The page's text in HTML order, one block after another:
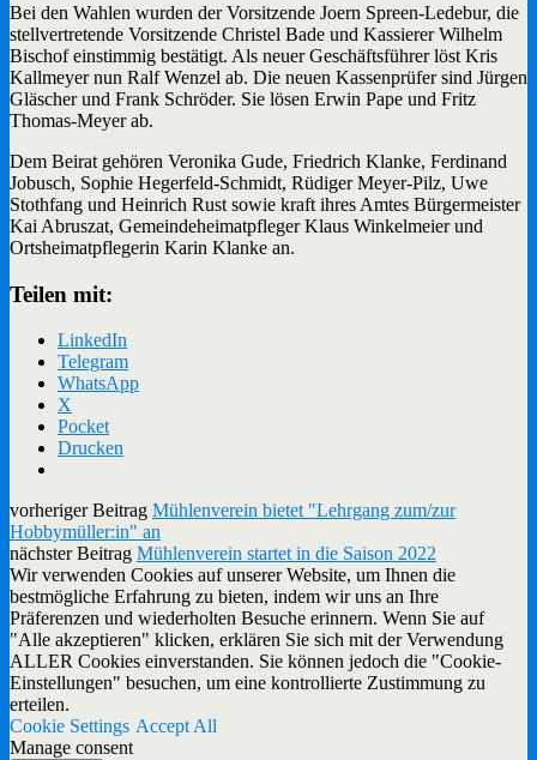
Bei den Wahlen wurden der Vorsitzende Joern Spreen-Ledebur, die
stellvertretende Vorsitzende Christel Bade und Kassierer Wilhelm
Bischof einstimmig bestätigt. Als neuer Geschäftsführer löst Kris
Kallmeyer nun Ralf Wenzel ab. Die neuen Kassenprüfer sind Jürgen
Gläscher und Frank Schröder. Sie lösen Erwin Pape und Fritz
Thomas-Meyer ab.
Dem Beirat gehören Veronika Gude, Friedrich Klanke, Ferdinand
Jobusch, Sophie Hegerfeld-Schmidt, Rüdiger Meyer-Pilz, Uwe
Stothfang und Heinrich Rust sowie kraft ihres Amtes Bürgermeister
Kai Abruszat, Gemeindeheimatpfleger Klaus Winkelmeier und
Ortsheimatpflegerin Karin Klanke an.
Teilen mit:
LinkedIn
Telegram
WhatsApp
X
Pocket
Drucken
vorheriger Beitrag Mühlenverein bietet "Lehrgang zum/zur
Hobbymüller:in" an
nächster Beitrag Mühlenverein startet in die Saison 2022
Wir verwenden Cookies auf unserer Website, um Ihnen die
bestmögliche Erfahrung zu bieten, indem wir uns an Ihre
Präferenzen und wiederholten Besuche erinnern. Wenn Sie auf
"Alle akzeptieren" klicken, erklären Sie sich mit der Verwendung
ALLER Cookies einverstanden. Sie können jedoch die "Cookie-
Einstellungen" besuchen, um eine kontrollierte Zustimmung zu
erteilen.
Cookie Settings Accept All
Manage consent